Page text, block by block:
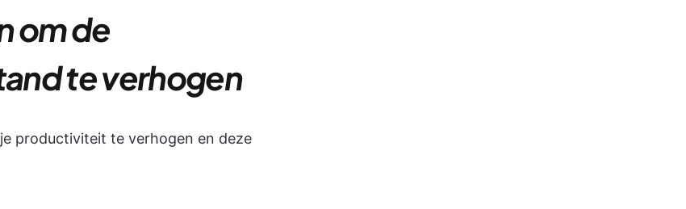
om de
te verhogen
productiviteit te verhogen en deze